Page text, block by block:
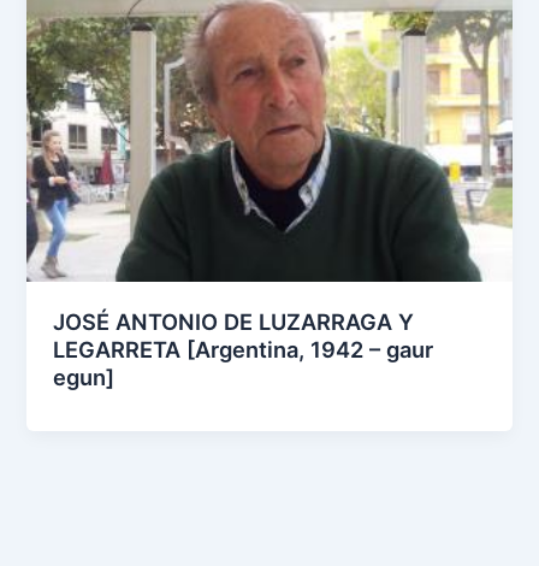
JOSÉ ANTONIO DE LUZARRAGA Y
LEGARRETA [Argentina, 1942 – gaur
egun]